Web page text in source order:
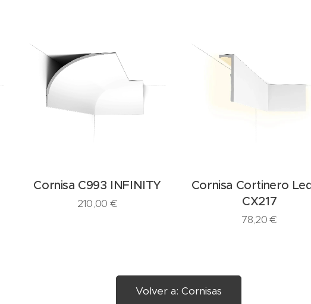
Cornisa C993 INFINITY
210,00 €
Cornisa Cortinero
CX217
78,20€
Volver a: Cornisas